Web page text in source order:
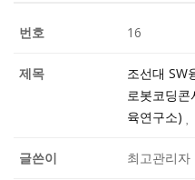
16
조선대 SW
로봇코딩
육연구소)
최고관리자